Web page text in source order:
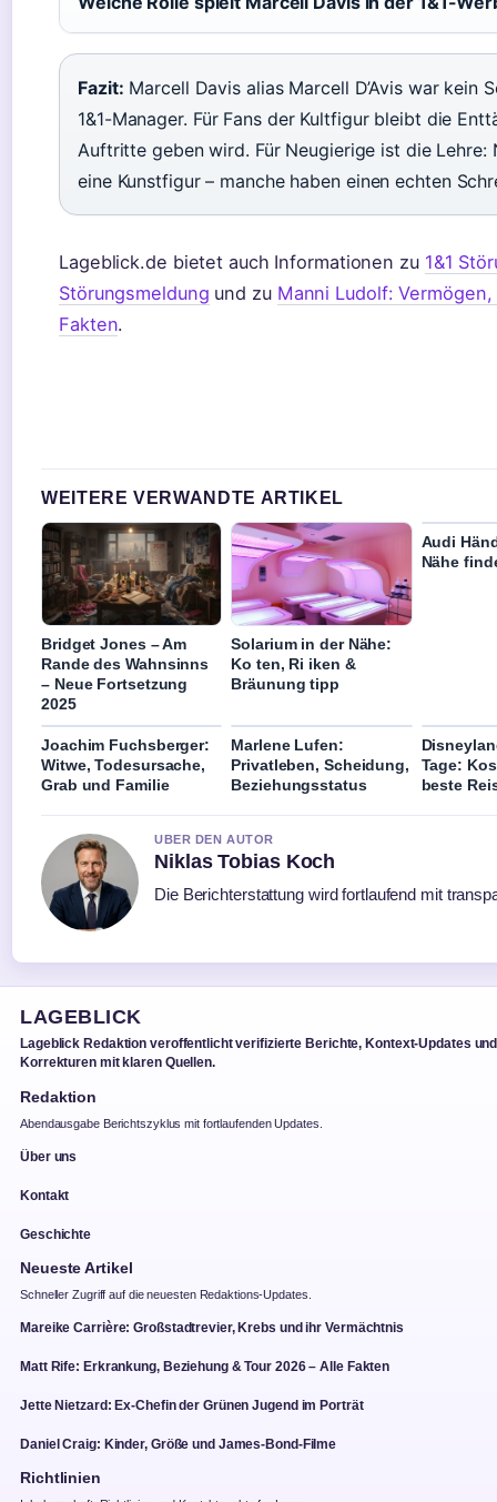
Fazit: Marcell Davis alias Marcell D’Avis war kein
1&1-Manager. Für Fans der Kultfigur bleibt die
Auftritte geben wird. Für Neugierige ist die Lehre:
eine Kunstfigur – manche haben einen echten
Lageblick.de bietet auch Informationen zu 1&1
Störungsmeldung und zu Manni Ludolf:
Fakten.
WEITERE VERWANDTE ARTIKEL
Bridget Jones – Am
Rande des Wahnsinns
– Neue Fortsetzung
2025
Solarium in der Nähe:
Ko ten, Ri iken &
Bräunung tipp
Audi
Nähe
Joachim Fuchsberger:
Witwe, Todesursache,
Grab und Familie
Marlene Lufen:
Privatleben, Scheidung,
Beziehungsstatus
Tage:
beste
UBER DEN AUTOR
Niklas Tobias Koch
Die Berichterstattung wird fortlaufend mit
LAGEBLICK
Lageblick Redaktion veroffentlicht verifizierte Berichte, Kontext-Updates und
Korrekturen mit klaren Quellen.
Redaktion
Abendausgabe Berichtszyklus mit fortlaufenden Updates.
Über uns
Kontakt
Geschichte
Neueste Artikel
Schneller Zugriff auf die neuesten Redaktions-Updates.
Mareike Carrière: Großstadtrevier, Krebs und ihr Vermächtnis
Matt Rife: Erkrankung, Beziehung & Tour 2026 – Alle Fakten
Jette Nietzard: Ex-Chefin der Grünen Jugend im Porträt
Daniel Craig: Kinder, Größe und James-Bond-Filme
Richtlinien